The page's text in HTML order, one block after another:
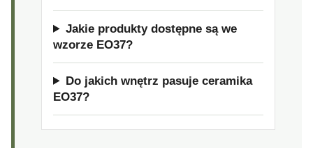
Jakie produkty dostępne są we
wzorze EO37?
Do jakich wnętrz pasuje ceramika
EO37?